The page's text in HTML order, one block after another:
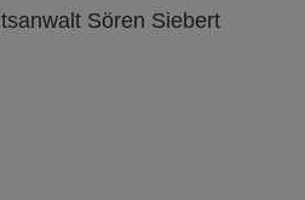
Sören Siebert